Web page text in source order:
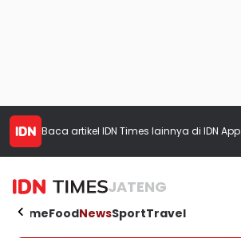
Baca artikel IDN Times lainnya di IDN App
JATENG
HomeFoodNewsSportTravel